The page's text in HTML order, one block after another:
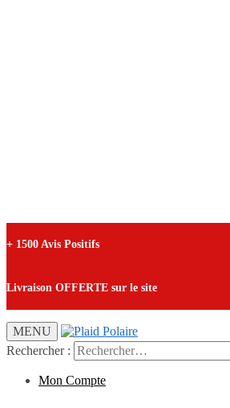
+ 1500 Avis Positifs
Livraison OFFERTE sur le site
MENU
Rechercher :
Mon Compte